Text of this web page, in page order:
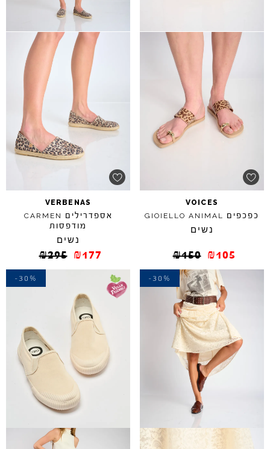
VOICES
כפכפים GIOIELLO ANIMAL
נשים
₪150 ₪105
VERBENAS
אספדרילים CARMEN
מודפסות
נשים
₪295 ₪177
-30%
-30%